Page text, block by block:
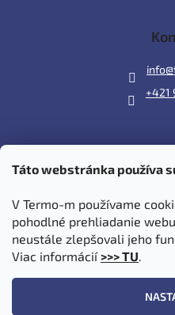
Táto webstránka používa
V Termo-m používame
pohodlné prehliadanie
neustále zlepšovali jeho
Viac informácií >>> TU.
info@
+421
Prijímame